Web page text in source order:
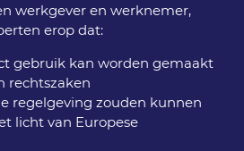
werkgever en werknemer,
erop dat:
gebruik kan worden gemaakt
rechtszaken
regelgeving zouden kunnen
licht van Europese